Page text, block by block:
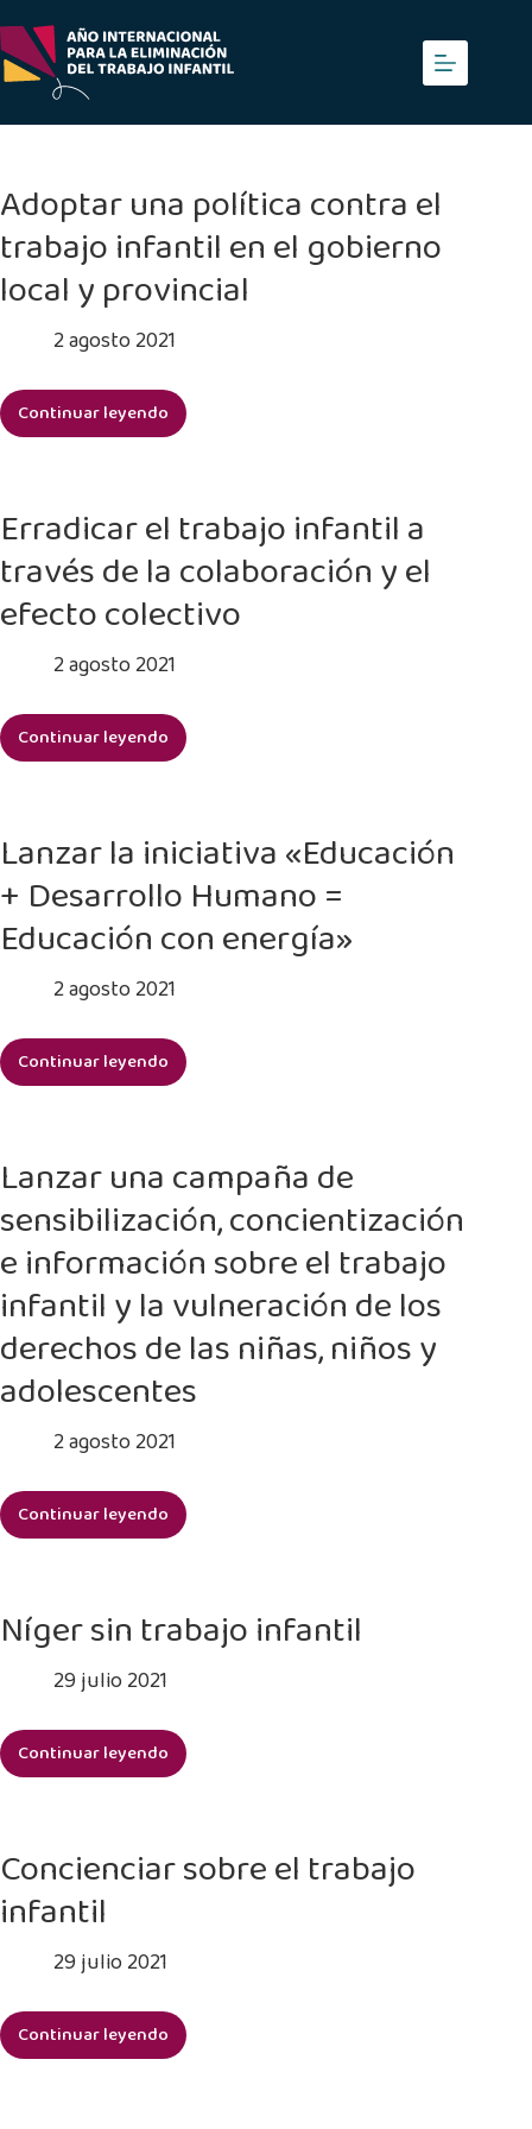
al
contenido
Adoptar una política contra el
trabajo infantil en el gobierno
local y provincial
2 agosto 2021
Continuar leyendo
Adoptar
el
trabajo
infantil
en
el
local
y
provincial
Erradicar el trabajo infantil a
través de la colaboración y el
efecto colectivo
2 agosto 2021
Continuar leyendo
Erradicar
infantil
a
través
de
la
colaboración
el
efecto
colectivo
Lanzar la iniciativa «Educación
+ Desarrollo Humano =
Educación con energía»
2 agosto 2021
Continuar leyendo
Lanzar
+
Desarrollo
=
Educación
con
energía»
Lanzar una campaña de
sensibilización, concientización
e información sobre el trabajo
infantil y la vulneración de los
derechos de las niñas, niños y
adolescentes
2 agosto 2021
Continuar leyendo
Lanzar
de
sensibilización,
concientización
información
sobre
el
y
la
vulneración
de
derechos
de
Níger sin trabajo infantil
29 julio 2021
Continuar leyendo
Níger
infantil
Concienciar sobre el trabajo
infantil
29 julio 2021
Continuar leyendo
Concienciar